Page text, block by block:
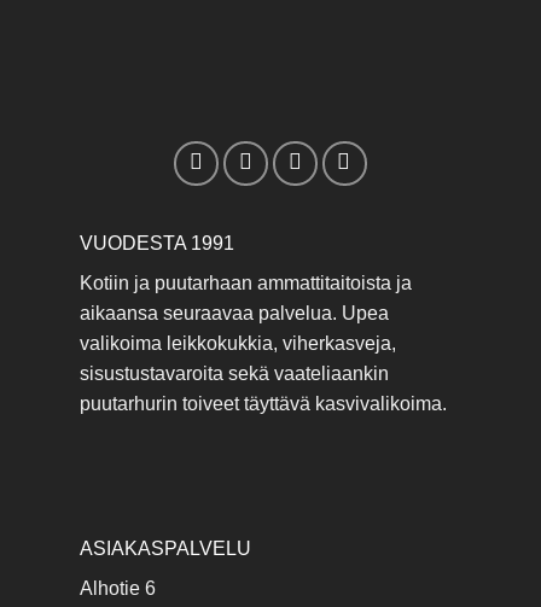
sivulla.
VUODESTA 1991
Kotiin ja puutarhaan ammattitaitoista ja
aikaansa seuraavaa palvelua. Upea
valikoima leikkokukkia, viherkasveja,
sisustustavaroita sekä vaateliaankin
puutarhurin toiveet täyttävä kasvivalikoima.
ASIAKASPALVELU
Alhotie 6